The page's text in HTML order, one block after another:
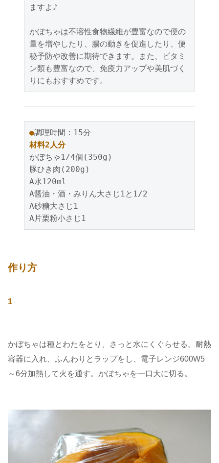
ますよ♪
かぼちゃは不溶性食物繊維が豊富なので便の
量を増やしたり、腸の動きを促進したり、便
秘予防や改善に期待できます。また、ビタミ
ン類も豊富なので、免疫力アップや美肌づく
りにもおすすめです。
●調理時間：15分
材料2人分
かぼちゃ1/4個(350g)
豚ひき肉(200g)
A水120ml
A醤油・酒・みりん大さじ1と1/2
A砂糖大さじ1
A片栗粉小さじ1
作り方
1
かぼちゃは種とわたをとり、さっと水にくぐらせる。耐熱
容器に入れ、ふんわりとラップをし、電子レンジ600W5
～6分加熱して火を通す。かぼちゃを一口大に切る。